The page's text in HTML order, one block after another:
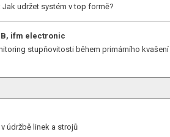
Jak udržet systém v top formě?
ifm electronic
stupňovitosti během primárního kvašení
údržbě linek a strojů